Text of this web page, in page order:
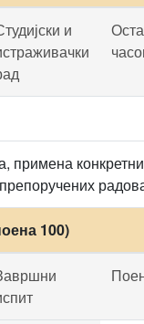
и
примена
100)